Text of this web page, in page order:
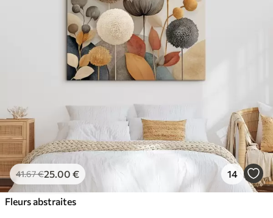
41.67€25.00 € 14
Fleurs abstraites